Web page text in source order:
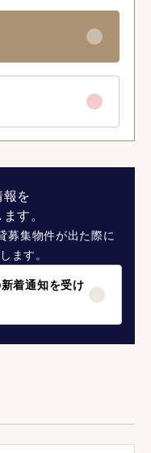
を
す。
募集物件が出た際に
ます。
着通知を受け